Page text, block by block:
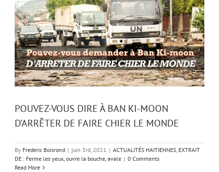
POUVEZ-VOUS DIRE À BAN KI-MOON
D’ARRÊTER DE FAIRE CHIER LE MONDE
By Frederic Boisrond | juin 3rd, 2021 | ACTUALITÉS HAITIENNES, EXTRAIT
DE : Ferme les yeux, ouvre la bouche, avale | 0 Comments
Read More